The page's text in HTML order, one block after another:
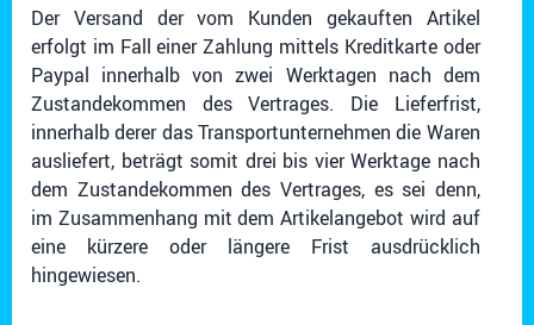
Der Versand der vom Kunden gekauften Artikel
erfolgt im Fall einer Zahlung mittels Kreditkarte oder
Paypal innerhalb von zwei Werktagen nach dem
Zustandekommen des Vertrages. Die Lieferfrist,
innerhalb derer das Transportunternehmen die Waren
ausliefert, beträgt somit drei bis vier Werktage nach
dem Zustandekommen des Vertrages, es sei denn,
im Zusammenhang mit dem Artikelangebot wird auf
eine kürzere oder längere Frist ausdrücklich
hingewiesen.